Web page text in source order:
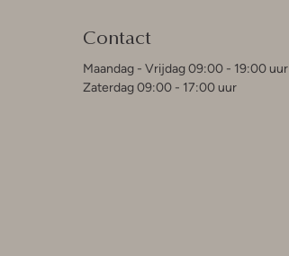
Contact
Maandag - Vrijdag 09:00 - 19:00 uur
Zaterdag 09:00 - 17:00 uur